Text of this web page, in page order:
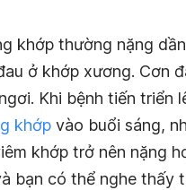
khớp thường nặng
ở khớp xương. Cơn
Khi bệnh tiến triển
khớp vào buổi sáng,
khớp trở nên nặng
bạn có thể nghe thấy